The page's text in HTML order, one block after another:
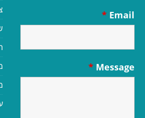
Email
*
Message
*